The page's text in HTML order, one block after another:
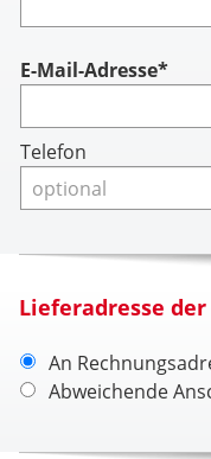
Account
E-Mail-Adresse*
Telefon
Lieferadresse
An
Abweichende